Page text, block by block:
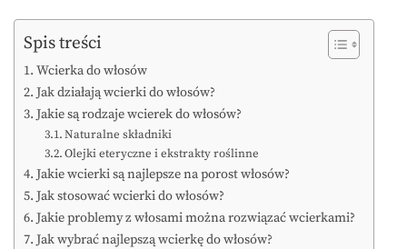
Spis treści
Wcierka do włosów
Jak działają wcierki do włosów?
Jakie są rodzaje wcierek do włosów?
Naturalne składniki
Olejki eteryczne i ekstrakty roślinne
Jakie wcierki są najlepsze na porost włosów?
Jak stosować wcierki do włosów?
Jakie problemy z włosami można rozwiązać wcierkami?
Jak wybrać najlepszą wcierkę do włosów?